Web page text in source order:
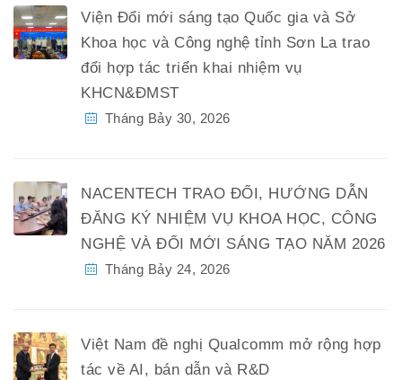
Viện Đổi mới sáng tạo Quốc gia và Sở
Khoa học và Công nghệ tỉnh Sơn La trao
đổi hợp tác triển khai nhiệm vụ
KHCN&ĐMST
Tháng Bảy 30, 2026
NACENTECH TRAO ĐỔI, HƯỚNG DẪN
ĐĂNG KÝ NHIỆM VỤ KHOA HỌC, CÔNG
NGHỆ VÀ ĐỔI MỚI SÁNG TẠO NĂM 2026
Tháng Bảy 24, 2026
Việt Nam đề nghị Qualcomm mở rộng hợp
tác về AI, bán dẫn và R&D